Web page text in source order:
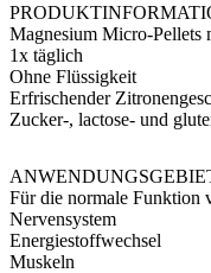
Magnesium Micro-Pellets
1x täglich
Ohne Flüssigkeit
Erfrischender
Zucker-, lactose- und
Für die normale Funktion
Nervensystem
Energiestoffwechsel
Muskeln